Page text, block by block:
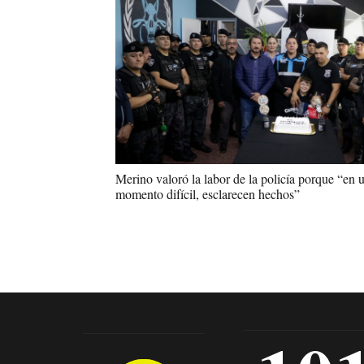
Merino valoró la labor de la policía porque “en
momento difícil, esclarecen hechos”